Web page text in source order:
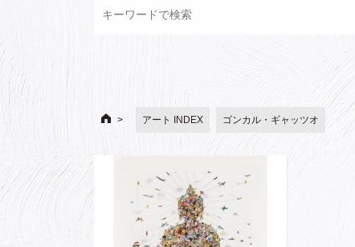
アート INDEX ゴンカル・ギャッツオ